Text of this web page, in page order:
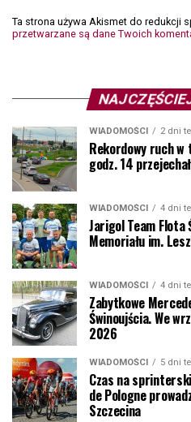
Ta strona używa Akismet do redukcji
przetwarzane są dane Twoich
WIADOMOŚCI 2 dni
Rekordowy ruch w
godz. 14
WIADOMOŚCI 4 dni
Jarigol Team Flota
Memoriału im.
WIADOMOŚCI 4 dni
Zabytkowe
Świnoujścia. We
2026
WIADOMOŚCI 5 dni
Czas na
de Pologne
Szczecina